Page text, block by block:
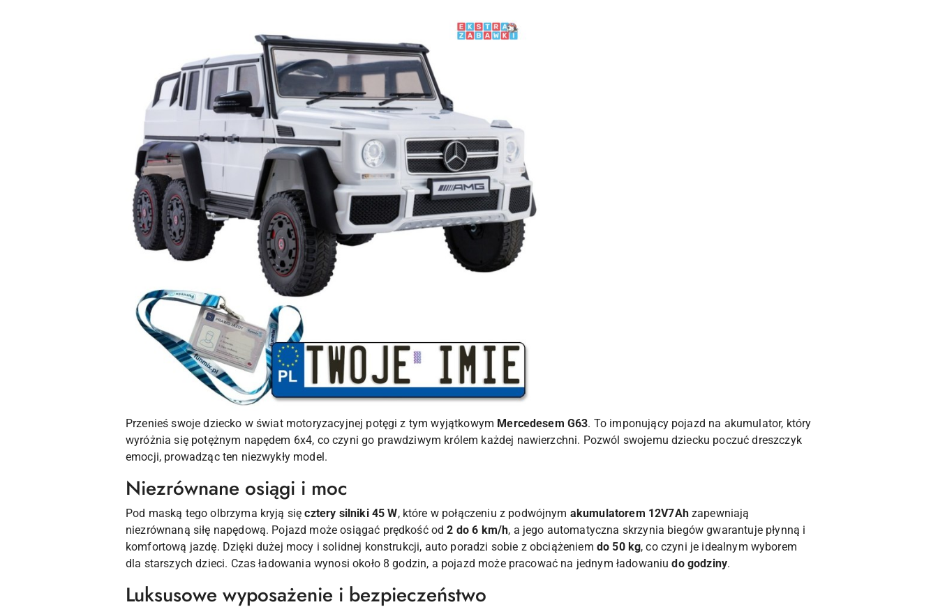
Przenieś swoje dziecko w świat motoryzacyjnej potęgi z tym wyjątkowym Mercedesem G63. To imponujący pojazd na akumulator, który
wyróżnia się potężnym napędem 6x4, co czyni go prawdziwym królem każdej nawierzchni. Pozwól swojemu dziecku poczuć dreszczyk
emocji, prowadząc ten niezwykły model.
Niezrównane osiągi i moc
Pod maską tego olbrzyma kryją sięcztery silniki 45 W, które w połączeniu z podwójnym akumulatorem 12V7Ahzapewniają
niezrównaną siłę napędową. Pojazd może osiągać prędkość od2 do 6 km/h, a jego automatyczna skrzynia biegów gwarantuje płynną i
komfortową jazdę. Dzięki dużej mocy i solidnej konstrukcji, auto poradzi sobie z obciążeniem do 50 kg, co czyni je idealnym wyborem
dla starszych dzieci. Czas ładowania wynosi około 8 godzin, a pojazd może pracować na jednym ładowaniudo godziny.
Luksusowe wyposażenie i bezpieczeństwo